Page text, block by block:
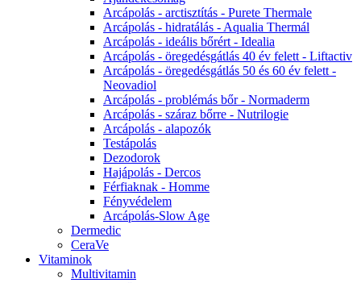
Arcápolás - arctisztítás - Purete Thermale
Arcápolás - hidratálás - Aqualia Thermál
Arcápolás - ideális bőrért - Idealia
Arcápolás - öregedésgátlás 40 év felett - Liftactiv
Arcápolás - öregedésgátlás 50 és 60 év felett -
Neovadiol
Arcápolás - problémás bőr - Normaderm
Arcápolás - száraz bőrre - Nutrilogie
Arcápolás - alapozók
Testápolás
Dezodorok
Hajápolás - Dercos
Férfiaknak - Homme
Fényvédelem
Arcápolás-Slow Age
Dermedic
CeraVe
Vitaminok
Multivitamin